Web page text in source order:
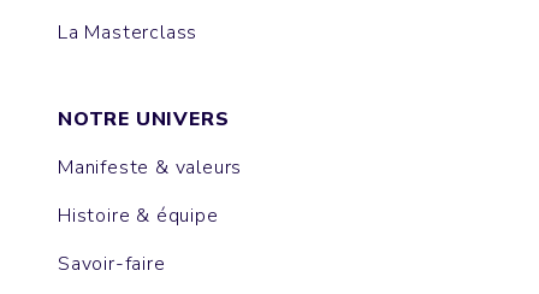
La Masterclass
NOTRE UNIVERS
Manifeste & valeurs
Histoire & équipe
Savoir-faire